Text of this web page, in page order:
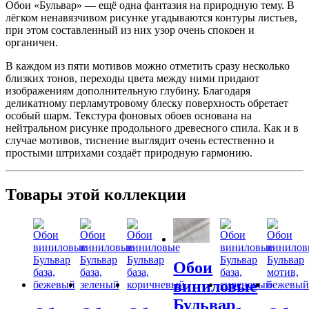
Обои «Бульвар» — ещё одна фантазия на природную тему. В
лёгком ненавязчивом рисунке угадываются контуры листьев,
при этом составленный из них узор очень спокоен и
органичен.
В каждом из пяти мотивов можно отметить сразу несколько
близких тонов, переходы цвета между ними придают
изображениям дополнительную глубину. Благодаря
деликатному перламутровому блеску поверхность обретает
особый шарм. Текстура фоновых обоев основана на
нейтральном рисунке продольного древесного спила. Как и в
случае мотивов, тиснение выглядит очень естественно и
простыми штрихами создаёт природную гармонию.
Товары этой коллекции
Обои
виниловые
Бульвар